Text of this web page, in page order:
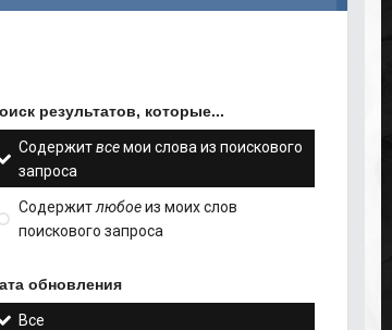
результатов, которые...
Содержитвсемои слова из поискового
запроса
Содержитлюбоеиз моих слов
поискового запроса
обновления
Все